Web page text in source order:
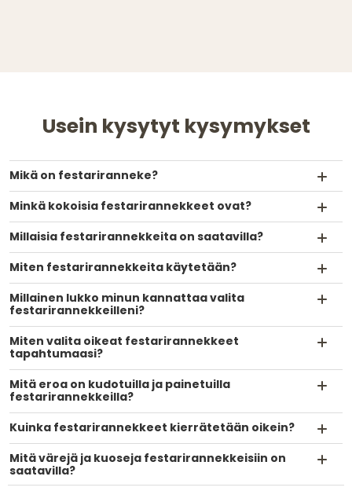
Usein kysytyt kysymykset
Mikä on festariranneke?
Minkä kokoisia festarirannekkeet ovat?
Millaisia festarirannekkeita on saatavilla?
Miten festarirannekkeita käytetään?
Millainen lukko minun kannattaa valita
festarirannekkeilleni?
Miten valita oikeat festarirannekkeet
tapahtumaasi?
Mitä eroa on kudotuilla ja painetuilla
festarirannekkeilla?
Kuinka festarirannekkeet kierrätetään oikein?
Mitä värejä ja kuoseja festarirannekkeisiin on
saatavilla?